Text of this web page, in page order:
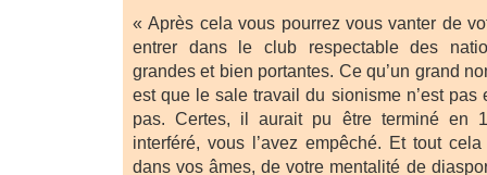
« Après cela vous pourrez vous vanter de
entrer dans le club respectable des
grandes et bien portantes. Ce qu’un grand
est que le sale travail du sionisme n’est pas
pas. Certes, il aurait pu être terminé en
interféré, vous l’avez empêché. Et tout
dans vos âmes, de votre mentalité de